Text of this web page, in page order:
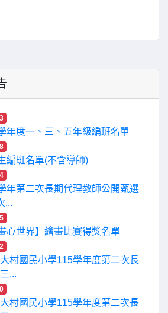
年度一、三、五年級編班名單
編班名單(不含導師)
年第二次長期代理教師公開甄選
...
心世界】繪畫比賽得獎名單
村國民小學115學年度第二次長
...
村國民小學115學年度第二次長